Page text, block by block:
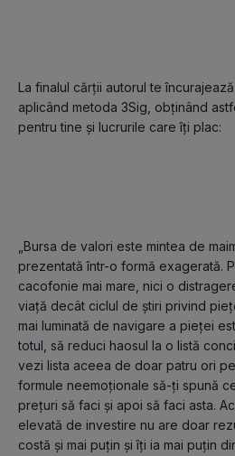
La finalul cărții autorul te
aplicând metoda 3Sig, obținând
pentru tine și lucrurile care îți plac:
„Bursa de valori este mintea de
prezentată într-o formă exagerată.
cacofonie mai mare, nici o
viață decât ciclul de știri privind
mai luminată de navigare a pieței
totul, să reduci haosul la o listă
vezi lista aceea de doar patru ori
formule neemoționale să-ți spună
prețuri să faci și apoi să faci asta.
elevată de investire nu are doar
costă și mai puțin și îți ia mai puțin